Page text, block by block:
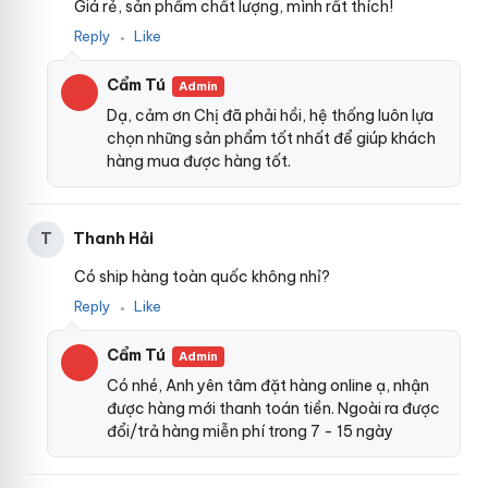
1.Thông số vòng đeo dương vật Svakom
Giá rẻ, sản phẩm chất lượng, mình rất thích!
Reply ● Like
Cẩm Tú Admin
Dạ, cảm ơn Chị đã phải hồi, hệ thống luôn lựa
chọn những sản phẩm tốt nhất để giúp khách
hàng mua được hàng tốt.
T
Thanh Hải
Có ship hàng toàn quốc không nhỉ?
Reply ● Like
Cẩm Tú Admin
Có nhé, Anh yên tâm đặt hàng online ạ, nhận
được hàng mới thanh toán tiền. Ngoài ra được
đổi/trả hàng miễn phí trong 7 - 15 ngày